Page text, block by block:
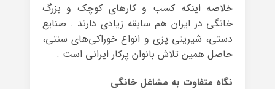
خلاصه اینکه کسب و کارهای کوچک و بزرگ
خانگی در ایران هم سابقه زیادی دارند . صنایع
دستی، شیرینی پزی و انواع خوراکی‌های سنتی،
حاصل همین تلاش بانوان پرکار ایرانی است .
نگاه متفاوت به مشاغل خانگی